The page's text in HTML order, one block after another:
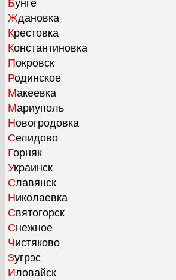
Бунге
Ждановка
Крестовка
Константиновка
Покровск
Родинское
Макеевка
Мариуполь
Новогродовка
Селидово
Горняк
Украинск
Славянск
Николаевка
Святогорск
Снежное
Чистяково
Зугрэс
Иловайск